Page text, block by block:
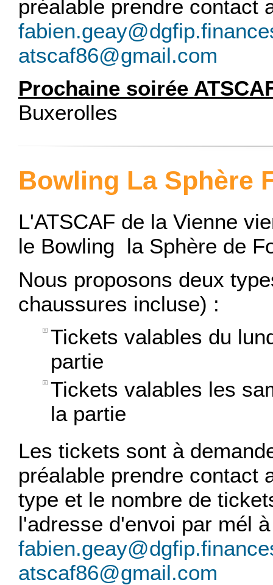
préalable prendre contact
atscaf86@gmail.com
Prochaine soirée
Buxerolles
Bowling La Sphère
L'ATSCAF de la Vienne
le Bowling la Sphère de
Nous proposons deux
chaussures incluse) :
Tickets valables du
partie
Tickets valables les
la partie
Les tickets sont à
préalable prendre contact
type et le nombre de
l'adresse d'envoi par mél
atscaf86@gmail.com